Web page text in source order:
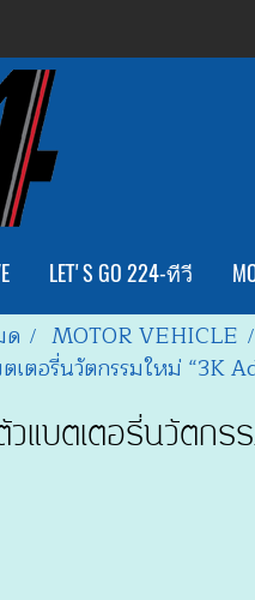
LET'S GO 224-ทีวี
MOTOR VEHICLE
เตอรี่นวัตกรรมใหม่ “3K
แบตเตอรี่นวัตก